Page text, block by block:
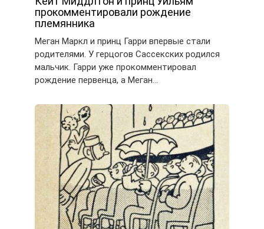
прокомментировали рождение
племянника
Меган Маркл и принц Гарри впервые стали
родителями. У герцогов Сассекских родился
мальчик. Гарри уже прокомментировал
рождение первенца, а Меган…